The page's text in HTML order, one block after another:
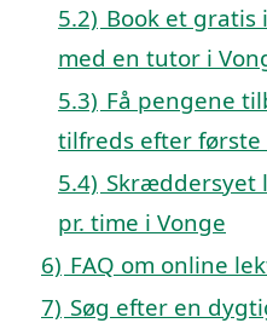
5.2) Book et gratis
med en tutor i
5.3) Få pengene
tilfreds efter første
5.4) Skræddersyet
pr. time i Vonge
6) FAQ om online
7) Søg efter en